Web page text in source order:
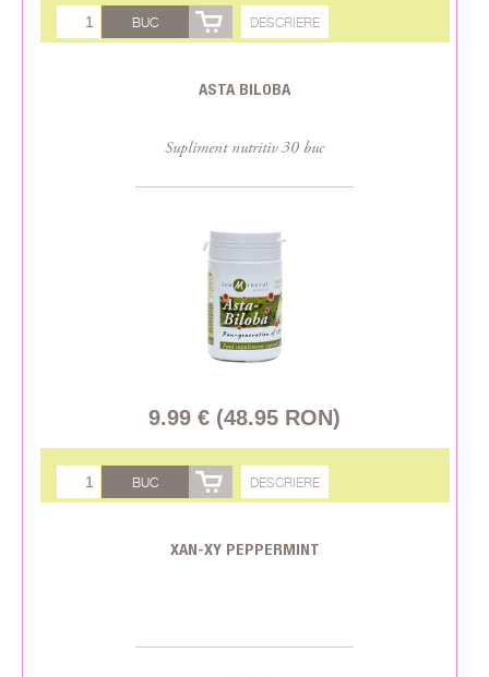
BUC DESCRIERE
ASTA BILOBA
Supliment nutritiv 30 buc
9.99 € (48.95 RON)
BUC DESCRIERE
XAN-XY PEPPERMINT